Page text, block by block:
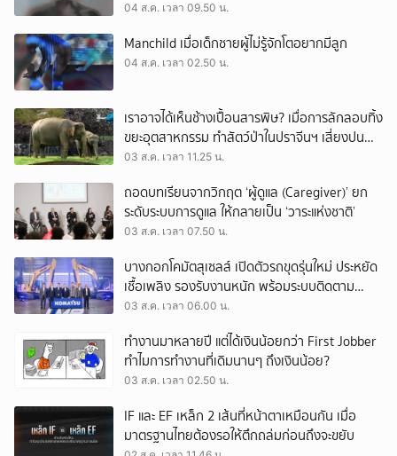
04 ส.ค. เวลา 09.50 น.
Manchild เมื่อเด็กชายผู้ไม่รู้จักโตอยากมีลูก
04 ส.ค. เวลา 02.50 น.
เราอาจได้เห็นช้างเปื้อนสารพิษ? เมื่อการลักลอบทิ้ง
ขยะอุตสาหกรรม ทำสัตว์ป่าในปราจีนฯ เสี่ยงปน
เปื้อน
03 ส.ค. เวลา 11.25 น.
ถอดบทเรียนจากวิกฤต ‘ผู้ดูแล (Caregiver)’ ยก
ระดับระบบการดูแล ให้กลายเป็น ‘วาระแห่งชาติ’
03 ส.ค. เวลา 07.50 น.
บางกอกโคมัตสุเซลส์ เปิดตัวรถขุดรุ่นใหม่ ประหยัด
เชื้อเพลิง รองรับงานหนัก พร้อมระบบติดตาม
เครื่องจักรผ่านดาวเทียม
03 ส.ค. เวลา 06.00 น.
ทำงานมาหลายปี แต่ได้เงินน้อยกว่า First Jobber
ทำไมการทำงานที่เดิมนานๆ ถึงเงินน้อย?
03 ส.ค. เวลา 02.50 น.
IF และ EF เหล็ก 2 เส้นที่หน้าตาเหมือนกัน เมื่อ
มาตรฐานไทยต้องรอให้ตึกถล่มก่อนถึงจะขยับ